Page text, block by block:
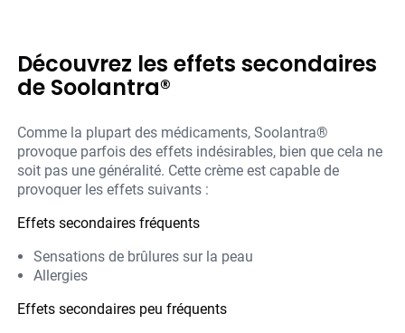
Découvrez les effets secondaires
de Soolantra®
Comme la plupart des médicaments, Soolantra®
provoque parfois des effets indésirables, bien que cela ne
soit pas une généralité. Cette crème est capable de
provoquer les effets suivants :
Effets secondaires fréquents
Sensations de brûlures sur la peau
Allergies
Effets secondaires peu fréquents